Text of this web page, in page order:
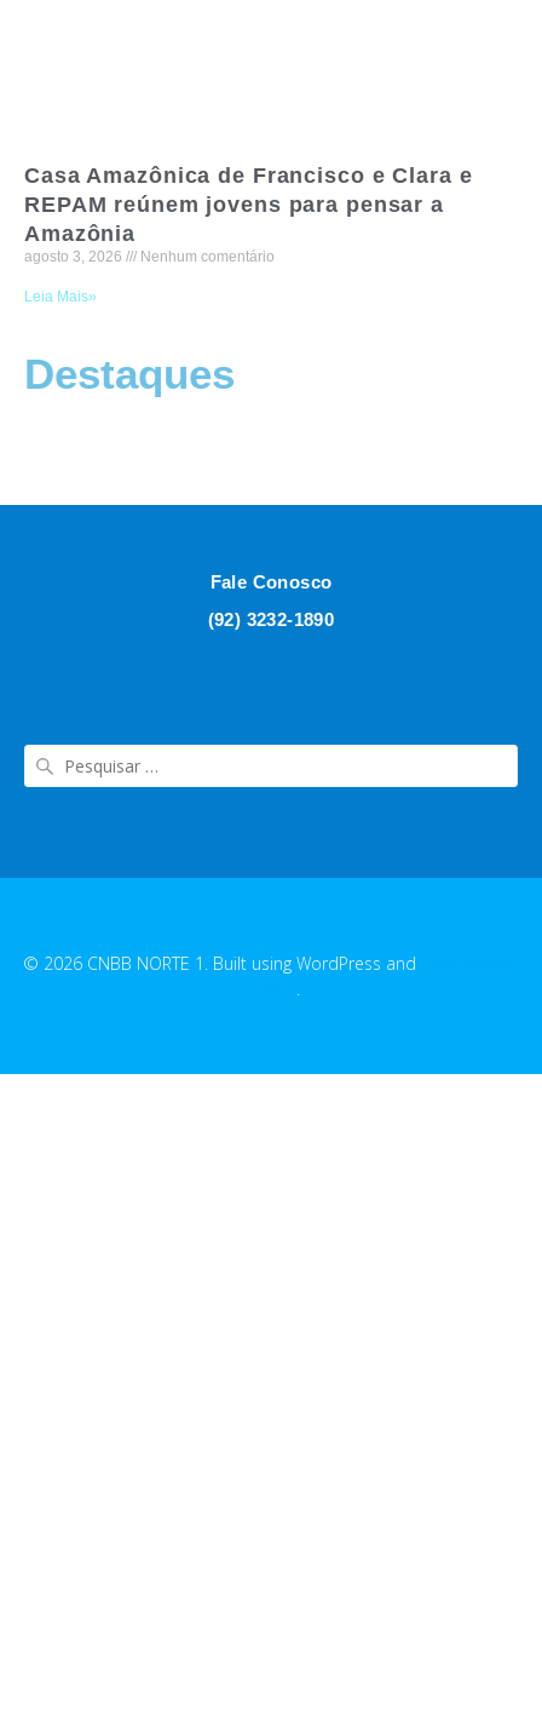
Casa Amazônica de Francisco e Clara e
REPAM reúnem jovens para pensar a
Amazônia
agosto 3, 2026 Nenhum comentário
Leia Mais»
Destaques
Fale Conosco
(92) 3232-1890
© 2026 CNBB NORTE 1. Built using WordPress and
.